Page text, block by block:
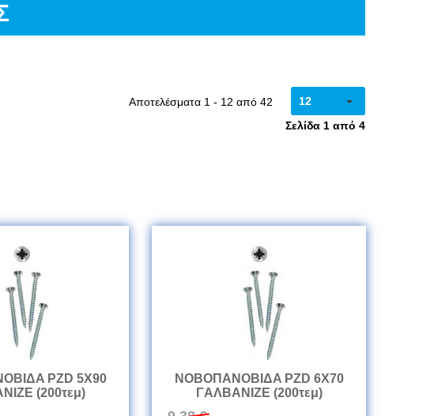
Αποτελέσματα 1 - 12 από 42 12
Σελίδα 1 από 4
PZD 5Χ90
(200τεμ)
ΝΟΒΟΠANOBIΔA PZD 6Χ70
ΓAΛBANIZE (200τεμ)